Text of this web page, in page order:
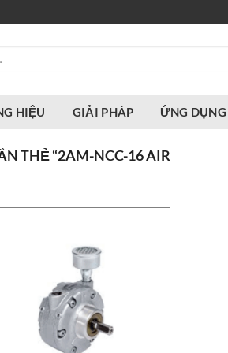
HIỆU GIẢI PHÁP ỨNG DỤNG
THẺ “2AM-NCC-16 AIR